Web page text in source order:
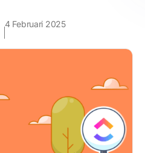
4 Februari 2025